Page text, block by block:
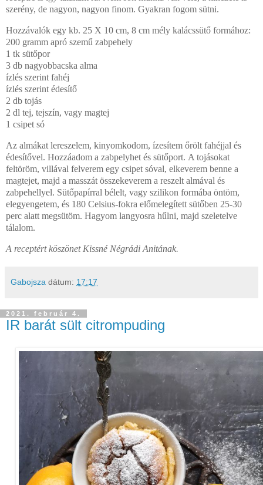
szerény, de nagyon, nagyon finom. Gyakran fogom sütni.
Hozzávalók egy kb. 25 X 10 cm, 8 cm mély kalácssütő formához:
200 gramm apró szemű zabpehely
1 tk sütőpor
3 db nagyobbacska alma
ízlés szerint fahéj
ízlés szerint édesítő
2 db tojás
2 dl tej, tejszín, vagy magtej
1 csipet só
Az almákat lereszelem, kinyomkodom, ízesítem őrölt fahéjjal és
édesítővel. Hozzáadom a zabpelyhet és sütőport. A tojásokat
feltöröm, villával felverem egy csipet sóval, elkeverem benne a
magtejet, majd a masszát összekeverem a reszelt almával és
zabpehellyel. Sütőpapírral bélelt, vagy szilikon formába öntöm,
elegyengetem, és 180 Celsius-fokra előmelegített sütőben 25-30
perc alatt megsütöm. Hagyom langyosra hűlni, majd szeletelve
tálalom.
A receptért köszönet Kissné Négrádi Anitának.
Gabojsza dátum: 17:17
2021. február 4.
IR barát sült citrompuding